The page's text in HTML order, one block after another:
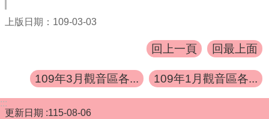
隱私權政策
上版日期：109-03-03
回上一頁 回最上面
109年3月觀音區各... 109年1月觀音區各...
:::
更新日期
115-08-06